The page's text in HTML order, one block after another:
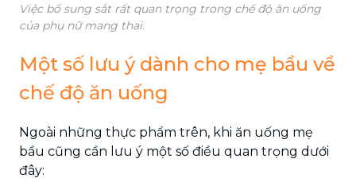
Việc bổ sung sắt rất quan trọng trong chế độ ăn uống
của phụ nữ mang thai.
Một số lưu ý dành cho mẹ bầu về
chế độ ăn uống
Ngoài những thực phẩm trên, khi ăn uống mẹ
bầu cũng cần lưu ý một số điều quan trọng dưới
đây: